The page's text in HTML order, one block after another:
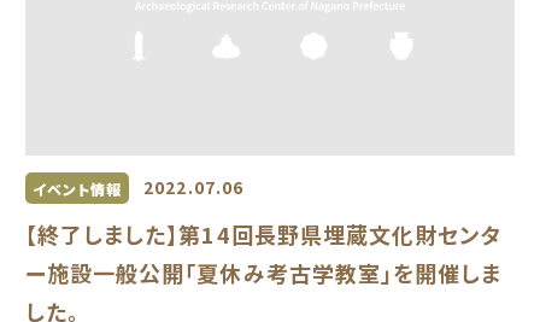
イベント情報 2022.07.06
【終了しました】第14回長野県埋蔵文化財センタ
ー施設一般公開「夏休み考古学教室」を開催しま
した。